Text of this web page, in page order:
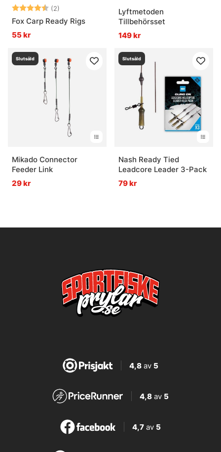
Betyg: (2)
4.5 utav 5 stjärnor
Fox Carp Ready Rigs
55 kr
Lyftmetoden
Tillbehörsset
149 kr
Slutsåld
Mikado Connector
Feeder Link
29 kr
Slutsåld
Nash Ready Tied
Leadcore Leader 3-Pack
79 kr
4,8av 5
4,8 av 5
4,7 av 5